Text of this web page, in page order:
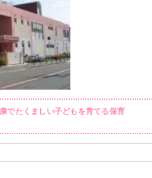
でたくましい子どもを育てる保育